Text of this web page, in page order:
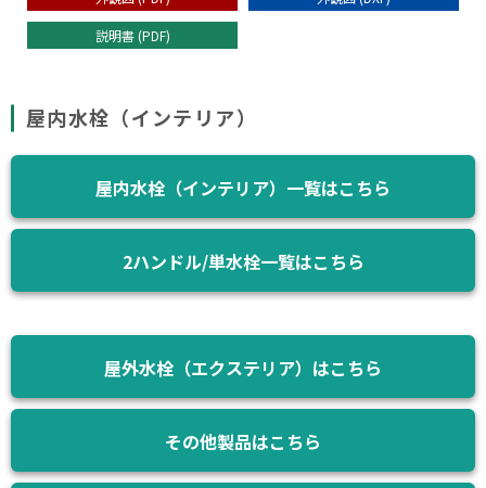
説明書 (PDF)
屋内水栓（インテリア）
屋内水栓（インテリア）一覧はこちら
2ハンドル/単水栓一覧はこちら
屋外水栓（エクステリア）はこちら
その他製品はこちら